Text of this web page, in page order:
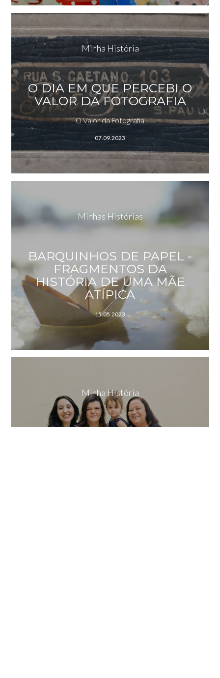
Minha História
O DIA EM QUE PERCEBI O
VALOR DA FOTOGRAFIA
O Valor da Fotografia
07.09.2023
Minhas Histórias
BARQUINHOS DE PAPEL -
FRAGMENTOS DA
HISTÓRIA DE UMA MÃE
ATÍPICA
15.05.2023
Minha História